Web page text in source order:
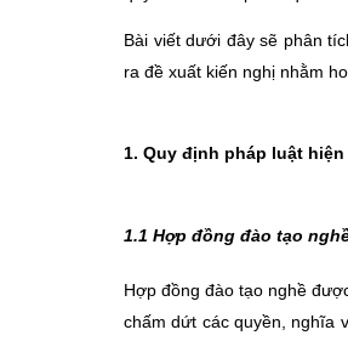
Bài viết dưới đây sẽ phân
ra đề xuất kiến nghị nhằm
1. Quy định pháp luật
1.1 Hợp đồng đào tạo
Hợp đồng đào tạo nghề
chấm dứt các quyền, nghĩa